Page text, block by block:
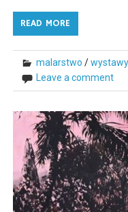
READ MORE
malarstwo /wystawy
Leave a comment